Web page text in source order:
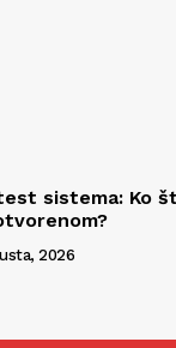
sistema: Ko
2026